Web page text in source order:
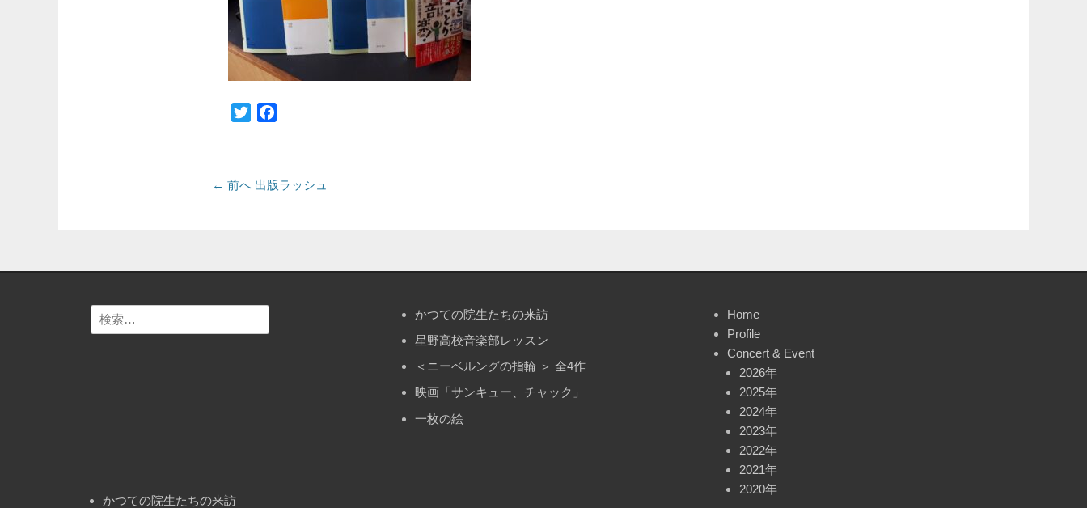
Twitter
投
ビ
← 前へ 前
出版ラッシュ
検
索:
かつての院生たちの来訪
かつての院生たちの来訪
星野高校音楽部レッスン
＜ニーベルングの指輪 ＞ 全4作
映画「サンキュー、チャック」
一枚の絵
Home
Profile
Concert & Event
2026年
2025年
2024年
2023年
2022年
2021年
2020年